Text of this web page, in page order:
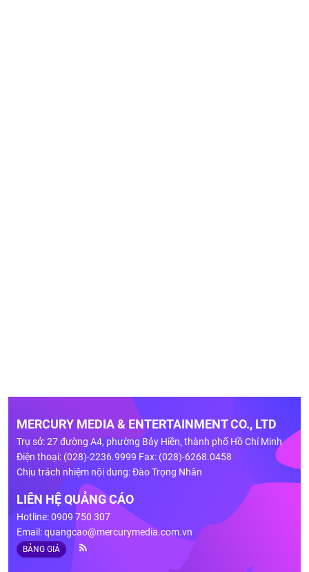
MERCURY MEDIA & ENTERTAINMENT CO., LTD
Trụ sở: 27 đường A4, phường Bảy Hiền, thành phố Hồ Chí Minh
Điện thoại: (028)-2236.9999 Fax: (028)-6268.0458
Chịu trách nhiệm nội dung: Đào Trọng Nhân
LIÊN HỆ QUẢNG CÁO
Hotline: 0909 750 307
Email:quangcao@mercurymedia.com.vn
BẢNG GIÁ